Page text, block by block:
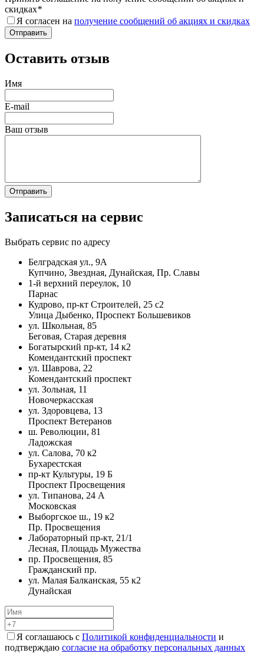
скидках*
Я согласен на получение сообщений об акциях и скидках
Оставить отзыв
Имя
E-mail
Ваш отзыв
Записаться на сервис
Выбрать сервис по адресу
Белградская ул., 9А
Купчино, Звездная, Дунайская, Пр. Славы
1-й верхний переулок, 10
Парнас
Кудрово, пр-кт Строителей, 25 с2
Улица Дыбенко, Проспект Большевиков
ул. Школьная, 85
Беговая, Старая деревня
Богатырский пр-кт, 14 к2
Комендантский проспект
ул. Шаврова, 22
Комендантский проспект
ул. Зольная, 11
Новочеркасская
ул. Здоровцева, 13
Проспект Ветеранов
ш. Революции, 81
Ладожская
ул. Салова, 70 к2
Бухарестская
пр-кт Культуры, 19 Б
Проспект Просвещения
ул. Типанова, 24 А
Московская
Выборгское ш., 19 к2
Пр. Просвещения
Лабораторный пр-кт, 21/1
Лесная, Площадь Мужества
пр. Просвещения, 85
Гражданский пр.
ул. Малая Балканская, 55 к2
Дунайская
Я соглашаюсь с Политикой конфиденциальности и
подтверждаю согласие на обработку персональных данных